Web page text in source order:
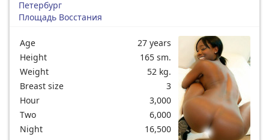
Петербург
Площадь Восстания
Age
27 years
Height
165 sm.
Weight
52 kg.
Breast size
3
Hour
3,000
Two
6,000
Night
16,500